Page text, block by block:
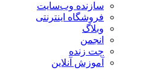
سازنده وب‌سایت
فروشگاه اینترنتی
وبلاگ
انجمن
چت زنده
آموزش آنلاین